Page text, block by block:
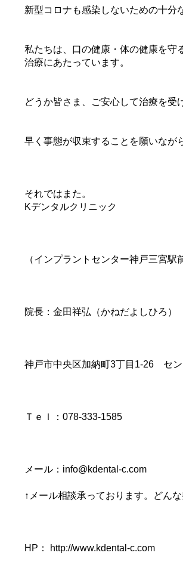
新型コロナも感染しないための十分
私たちは、口の健康・体の健康を守
治療にあたっています。
どうか皆さま、ご安心して治療を受
早く事態が収束することを願いなが
それではまた。
Kデンタルクリニック
（インプラントセンター神戸三宮駅
院長：金田祥弘（かねだよしひろ
神戸市中央区加納町3丁目1-26 セ
Ｔｅｌ：078-333-1585
メール：info@kdental-c.com
↑メール相談承っております。どん
HP： http://www.kdental-c.com